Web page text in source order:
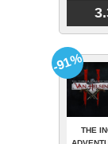
THE
-91%